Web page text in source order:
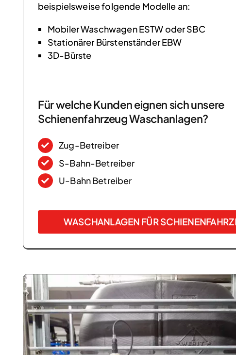
beispielsweise folgende Modelle an:
Mobiler Waschwagen ESTW oder SBC
Stationärer Bürstenständer EBW
3D-Bürste
Für welche Kunden eignen sich unsere
Schienenfahrzeug Waschanlagen?
Zug-Betreiber
S-Bahn-Betreiber
U-Bahn Betreiber
WASCHANLAGEN FÜR